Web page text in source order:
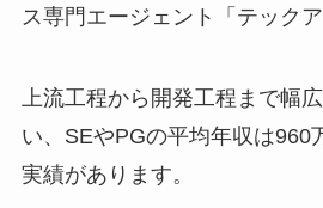
ス専門エージェント「テックア
上流工程から開発工程まで幅
い、SEやPGの平均年収は960
実績があります。